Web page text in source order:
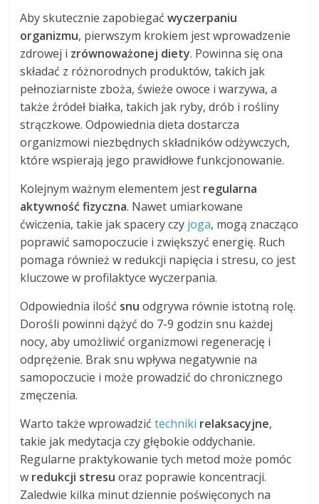
Aby skutecznie zapobiegaćwyczerpaniu
organizmu, pierwszym krokiem jest wprowadzenie
zdrowej i zrównoważonej diety. Powinna się ona
składać z różnorodnych produktów, takich jak
pełnoziarniste zboża, świeże owoce i warzywa, a
także źródeł białka, takich jak ryby, drób i rośliny
strączkowe. Odpowiednia dieta dostarcza
organizmowi niezbędnych składników odżywczych,
które wspierają jego prawidłowe funkcjonowanie.
Kolejnym ważnym elementem jest regularna
aktywność fizyczna. Nawet umiarkowane
ćwiczenia, takie jak spacery czy joga, mogą znacząco
poprawić samopoczucie i zwiększyć energię. Ruch
pomaga również w redukcji napięcia i stresu, co jest
kluczowe w profilaktyce wyczerpania.
Odpowiednia ilość snu odgrywa równie istotną rolę.
Dorośli powinni dążyć do 7-9 godzin snu każdej
nocy, aby umożliwić organizmowi regenerację i
odprężenie. Brak snu wpływa negatywnie na
samopoczucie i może prowadzić do chronicznego
zmęczenia.
Warto także wprowadzićtechniki relaksacyjne,
takie jak medytacja czy głębokie oddychanie.
Regularne praktykowanie tych metod może pomóc
w redukcji stresu oraz poprawie koncentracji.
Zaledwie kilka minut dziennie poświęconych na